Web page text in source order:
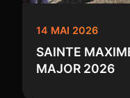
14 MAI 2026
SAINTE
MAJOR 2026